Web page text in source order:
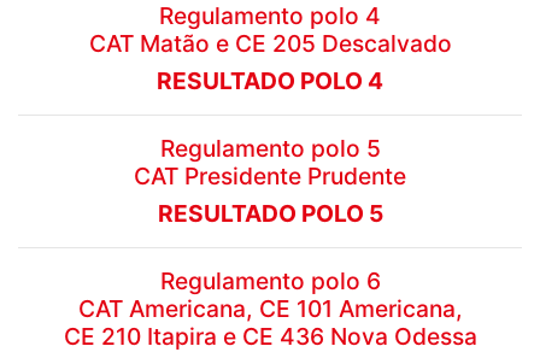
Regulamento polo 4
CAT Matão e CE 205 Descalvado
RESULTADO POLO 4
Regulamento polo 5
CAT Presidente Prudente
RESULTADO POLO 5
Regulamento polo 6
CAT Americana, CE 101 Americana,
CE 210 Itapira e CE 436 Nova Odessa